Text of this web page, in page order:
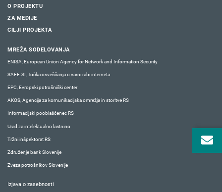
O PROJEKTU
ZA MEDIJE
CILJI PROJEKTA
MREŽA SODELOVANJA
ENISA, European Union Agency for Network and Information Security
SAFE.SI, Točka osveščanja o varni rabi interneta
EPC, Evropski potrošniški center
AKOS, Agencija za komunikacijska omrežja in storitve RS
Informacijski pooblaščenec RS
Urad za intelektualno lastnino
Tržni inšpektorat RS
Združenje bank Slovenije
Zveza potrošnikov Slovenije
Izjava o zasebnosti